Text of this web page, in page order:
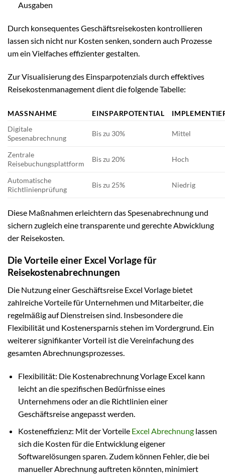
Ausgaben
Durch konsequentes Geschäftsreisekosten kontrollieren
lassen sich nicht nur Kosten senken, sondern auch Prozesse
um ein Vielfaches effizienter gestalten.
Zur Visualisierung des Einsparpotenzials durch effektives
Reisekostenmanagement dient die folgende Tabelle:
MASSNAHME EINSPARPOTENTIAL
Digitale
Spesenabrechnung
Bis zu 30% Mittel
Zentrale
Reisebuchungsplattform
Bis zu 20% Hoch
Automatische
Richtlinienprüfung
Bis zu 25% Niedrig
Diese Maßnahmen erleichtern das Spesenabrechnung und
sichern zugleich eine transparente und gerechte Abwicklung
der Reisekosten.
Die Vorteile einer Excel Vorlage für
Reisekostenabrechnungen
Die Nutzung einer Geschäftsreise Excel Vorlage bietet
zahlreiche Vorteile für Unternehmen und Mitarbeiter, die
regelmäßig auf Dienstreisen sind. Insbesondere die
Flexibilität und Kostenersparnis stehen im Vordergrund. Ein
weiterer signifikanter Vorteil ist die Vereinfachung des
gesamten Abrechnungsprozesses.
Flexibilität: Die Kostenabrechnung Vorlage Excel kann
leicht an die spezifischen Bedürfnisse eines
Unternehmens oder an die Richtlinien einer
Geschäftsreise angepasst werden.
Kosteneffizienz: Mit der Vorteile Excel Abrechnunglassen
sich die Kosten für die Entwicklung eigener
Softwarelösungen sparen. Zudem können Fehler, die bei
manueller Abrechnung auftreten könnten, minimiert